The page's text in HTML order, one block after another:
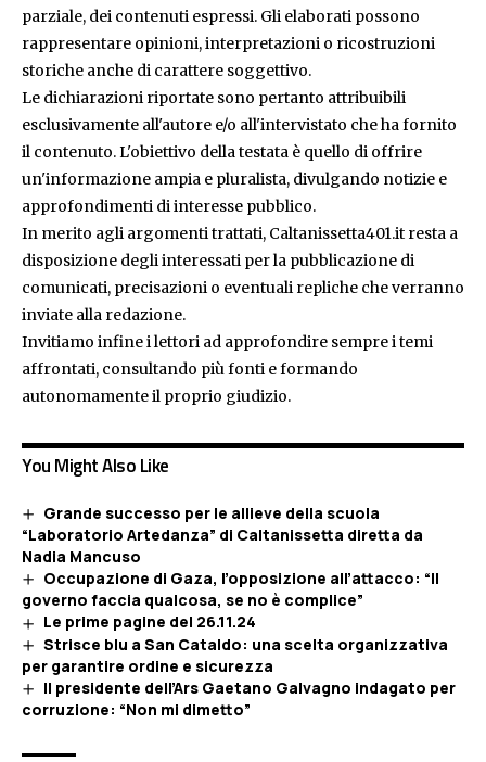
parziale, dei contenuti espressi. Gli elaborati possono
rappresentare opinioni, interpretazioni o ricostruzioni
storiche anche di carattere soggettivo.
Le dichiarazioni riportate sono pertanto attribuibili
esclusivamente all'autore e/o all'intervistato che ha fornito
il contenuto. L'obiettivo della testata è quello di offrire
un'informazione ampia e pluralista, divulgando notizie e
approfondimenti di interesse pubblico.
In merito agli argomenti trattati, Caltanissetta401.it resta a
disposizione degli interessati per la pubblicazione di
comunicati, precisazioni o eventuali repliche che verranno
inviate alla redazione.
Invitiamo infine i lettori ad approfondire sempre i temi
affrontati, consultando più fonti e formando
autonomamente il proprio giudizio.
You Might Also Like
Grande successo per le allieve della scuola
“Laboratorio Artedanza” di Caltanissetta diretta da
Nadia Mancuso
Occupazione di Gaza, l’opposizione all’attacco: “Il
governo faccia qualcosa, se no è complice”
Le prime pagine del 26.11.24
Strisce blu a San Cataldo: una scelta organizzativa
per garantire ordine e sicurezza
Il presidente dell’Ars Gaetano Galvagno indagato per
corruzione: “Non mi dimetto”